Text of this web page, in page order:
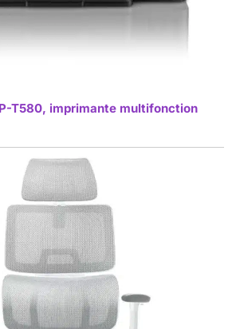
T580, imprimante multifonction